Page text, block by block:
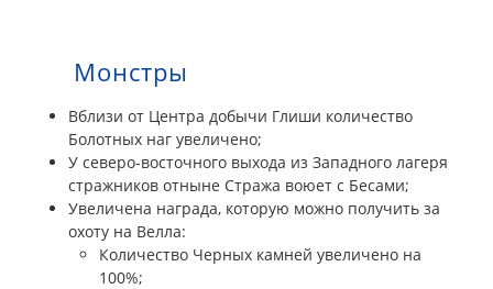
Монстры
Вблизи от Центра добычи Глиши количество
Болотных наг увеличено;
У северо-восточного выхода из Западного лагеря
стражников отныне Стража воюет с Бесами;
Увеличена награда, которую можно получить за
охоту на Велла:
Количество Черных камней увеличено на
100%;